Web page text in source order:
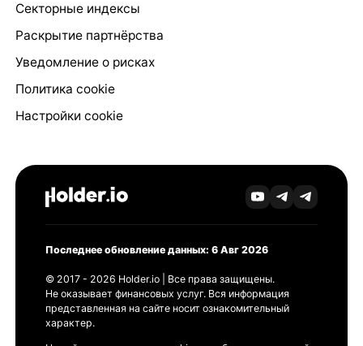
Секторные индексы
Раскрытие партнёрства
Уведомление о рисках
Политика cookie
Настройки cookie
Последнее обновление данных: 6 Авг 2026
© 2017 - 2026 Holder.io | Все права защищены.
Не оказывает финансовых услуг. Вся информация
представленная на сайте носит ознакомительный
характер.